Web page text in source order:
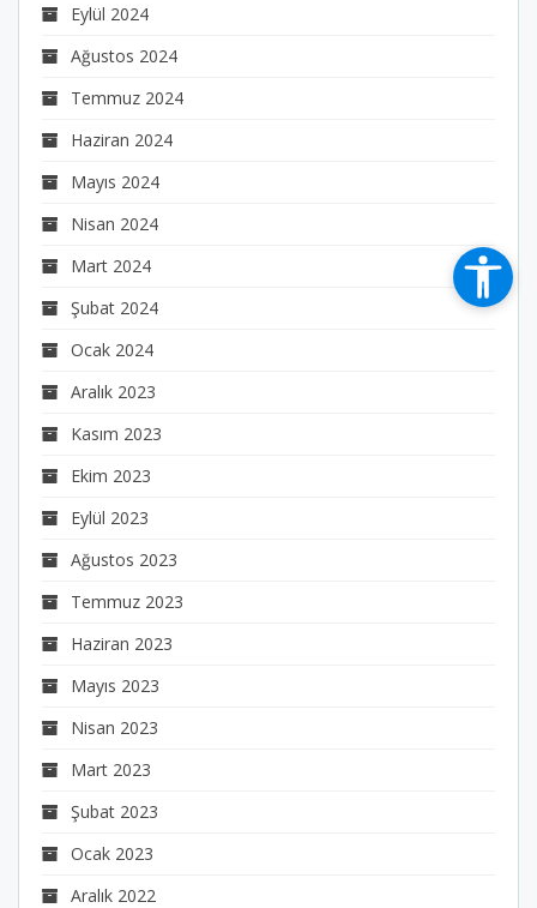
Eylül 2024
Ağustos 2024
Temmuz 2024
Haziran 2024
Mayıs 2024
Nisan 2024
Mart 2024
Şubat 2024
Ocak 2024
Aralık 2023
Kasım 2023
Ekim 2023
Eylül 2023
Ağustos 2023
Temmuz 2023
Haziran 2023
Mayıs 2023
Nisan 2023
Mart 2023
Şubat 2023
Ocak 2023
Aralık 2022